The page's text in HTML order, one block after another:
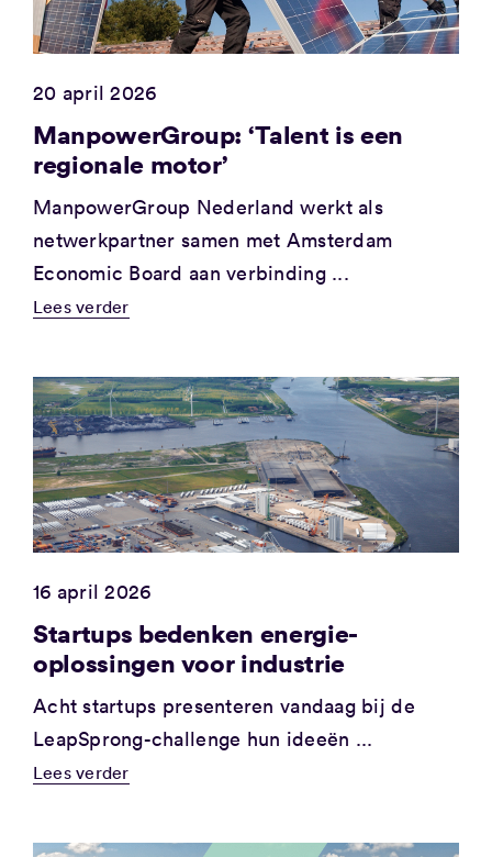
20 april 2026
ManpowerGroup: ‘Talent is een
regionale motor’
ManpowerGroup Nederland werkt als
netwerkpartner samen met Amsterdam
Economic Board aan verbinding ...
Lees verder
16 april 2026
Startups bedenken energie-
oplossingen voor industrie
Acht startups presenteren vandaag bij de
LeapSprong-challenge hun ideeën ...
Lees verder